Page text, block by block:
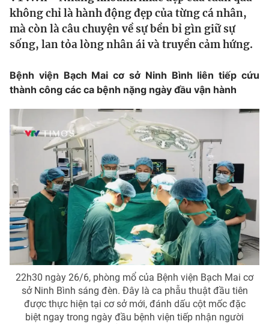
Thế giới
Tin tức
Câu chuyện quốc tế
Kinh tế
Tài chính
Góc doanh nghiệp
Dữ liệu và đời sống
Truyền hình
Phim VTV
Hậu trường
Nhân vật
Khán giả
Giải sao mai
Điện ảnh
Âm nhạc
Sao
Đời sống
Du lịch
Làm đẹp
Chất lượng cuộc sống
Giáo dục
Tuyển sinh
Học trực tuyến
Công nghệ
Hitech Công nghệ tương lai
Sản phẩm
Giao lưu trực tuyến
không chỉ là hành động đẹp của từng cá nhân,
mà còn là câu chuyện về sự bền bỉ gìn giữ sự
sống, lan tỏa lòng nhân ái và truyền cảm hứng.
Bệnh viện Bạch Mai cơ sở Ninh Bình liên tiếp cứu
thành công các ca bệnh nặng ngày đầu vận hành
22h30 ngày 26/6, phòng mổ của Bệnh viện Bạch Mai cơ
sở Ninh Bình sáng đèn. Đây là ca phẫu thuật đầu tiên
được thực hiện tại cơ sở mới, đánh dấu cột mốc đặc
biệt ngay trong ngày đầu bệnh viện tiếp nhận người